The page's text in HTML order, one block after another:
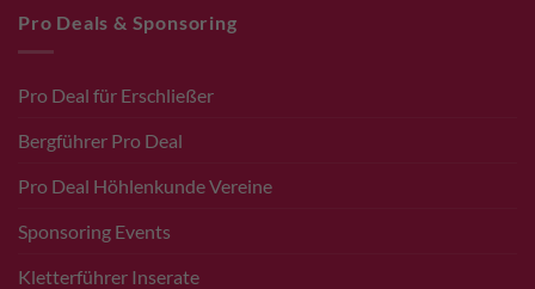
Pro Deals & Sponsoring
Pro Deal für Erschließer
Bergführer Pro Deal
Pro Deal Höhlenkunde Vereine
Sponsoring Events
Kletterführer Inserate